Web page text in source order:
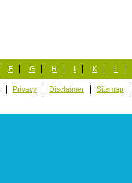
F G H K L
Privacy Disclaimer
Sitemap